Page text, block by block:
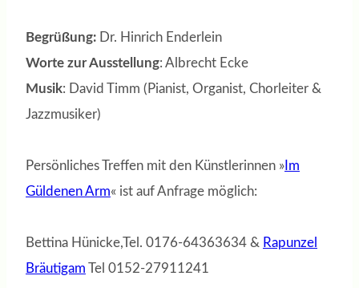
Begrüßung: Dr. Hinrich Enderlein
Worte zur Ausstellung: Albrecht Ecke
Musik: David Timm (Pianist, Organist, Chorleiter &
Jazzmusiker)
Persönliches Treffen mit den Künstlerinnen » Im
Güldenen Arm« ist auf Anfrage möglich:
Bettina Hünicke,Tel. 0176-64363634 & Rapunzel
Bräutigam Tel 0152-27911241